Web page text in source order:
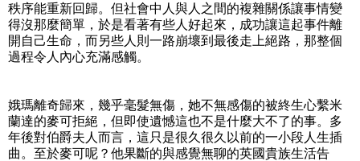
秩序能重新回歸。但社會中人與人之間的複雜關係讓事情變
得沒那麼簡單，於是看著有些人好起來，成功讓這起事件離
開自己生命，而另些人則一路崩壞到最後走上絕路，那整個
過程令人內心充滿感觸。
娥瑪離奇歸來，幾乎毫髮無傷，她不無感傷的被終生心繫米
蘭達的麥可拒絕，但即使遺憾這也不是什麼大不了的事。多
年後對伯爵夫人而言，這只是很久很久以前的一小段人生插
曲。至於麥可呢？他果斷的與感覺無聊的英國貴族生活告